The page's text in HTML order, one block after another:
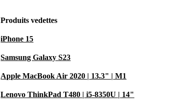
Produits vedettes
iPhone 15
Samsung Galaxy S23
Apple MacBook Air 2020 | 13.3" | M1
Lenovo ThinkPad T480 | i5-8350U | 14"